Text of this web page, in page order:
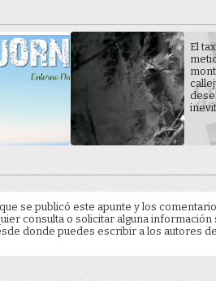
El
se publicó este apunte y los
consulta o solicitar alguna
donde puedes escribir a los autores